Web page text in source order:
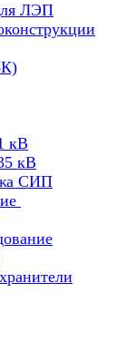
ЛЭП
кВ
кВ
СИП